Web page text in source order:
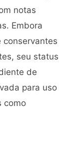
notas
Embora
conservantes
seu status
de
para uso
como